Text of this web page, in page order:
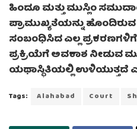
ಹಿಂದೂ ಮತ್ತು ಮುಸ್ಲಿಂ
ಪ್ರಾಮುಖ್ಯತೆಯನ್ನು
ಸಂಬಂಧಿಸಿದ ಎಲ್ಲ
ಪ್ರಕ್ರಿಯೆಗೆ ಅವಕಾಶ
ಯಥಾಸ್ಥಿತಿಯಲ್ಲಿ ಉಳಿಯುತ್ತದೆ
Tags: Alahabad Court